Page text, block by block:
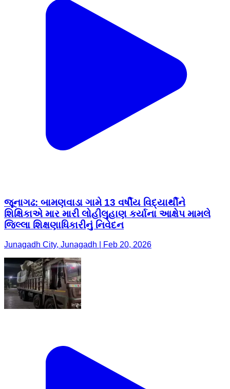
જૂનાગઢ: બામણવાડા ગામે 13 વર્ષીય વિદ્યાર્થીને
શિક્ષિકાએ માર મારી લોહીલુહાણ કર્યાના આક્ષેપ મામલે
જિલ્લા શિક્ષણાધિકારીનું નિવેદન
Junagadh City, Junagadh | Feb 20, 2026